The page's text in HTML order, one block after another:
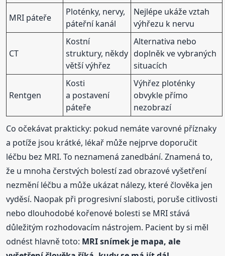
MRI páteře
Ploténky, nervy,
páteřní kanál
Nejlépe ukáže vztah
výhřezu k nervu
CT
Kostní
struktury, někdy
větší výhřez
Alternativa nebo
doplněk ve vybraných
situacích
Rentgen
Kosti
a postavení
páteře
Výhřez ploténky
obvykle přímo
nezobrazí
Co očekávat prakticky: pokud nemáte varovné příznaky
a potíže jsou krátké, lékař může nejprve doporučit
léčbu bez MRI. To neznamená zanedbání. Znamená to,
že u mnoha čerstvých bolestí zad obrazové vyšetření
nezmění léčbu a může ukázat nálezy, které člověka jen
vyděsí. Naopak při progresivní slabosti, poruše citlivosti
nebo dlouhodobé kořenové bolesti se MRI stává
důležitým rozhodovacím nástrojem. Pacient by si měl
odnést hlavně toto: MRI snímek je mapa, ale